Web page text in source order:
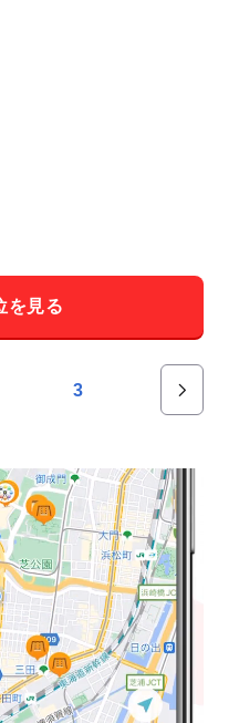
を見る
3